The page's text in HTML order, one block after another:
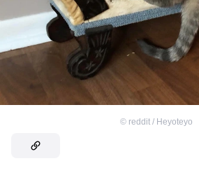
© reddit / Heyoteyo